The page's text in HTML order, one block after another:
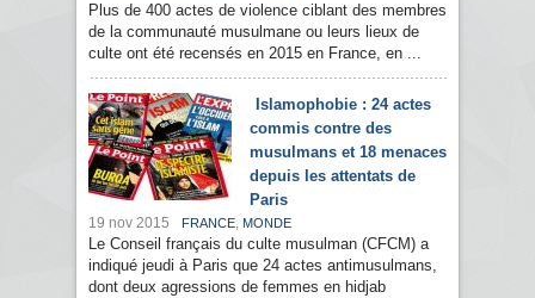
Plus de 400 actes de violence ciblant des membres
de la communauté musulmane ou leurs lieux de
culte ont été recensés en 2015 en France, en ...
Islamophobie : 24 actes
commis contre des
musulmans et 18 menaces
depuis les attentats de
Paris
19 nov 2015 FRANCE, MONDE
Le Conseil français du culte musulman (CFCM) a
indiqué jeudi à Paris que 24 actes antimusulmans,
dont deux agressions de femmes en hidjab